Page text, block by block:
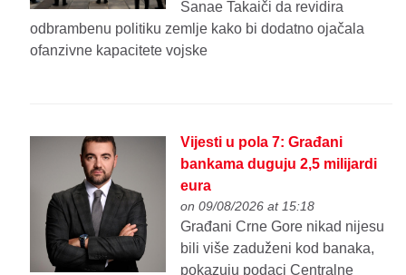
Sanae Takaiči da revidira
odbrambenu politiku zemlje kako bi dodatno ojačala
ofanzivne kapacitete vojske
Vijesti u pola 7: Građani
bankama duguju 2,5 milijardi
eura
on 09/08/2026 at 15:18
Građani Crne Gore nikad nijesu
bili više zaduženi kod banaka,
pokazuju podaci Centralne